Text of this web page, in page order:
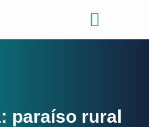
paraíso rural